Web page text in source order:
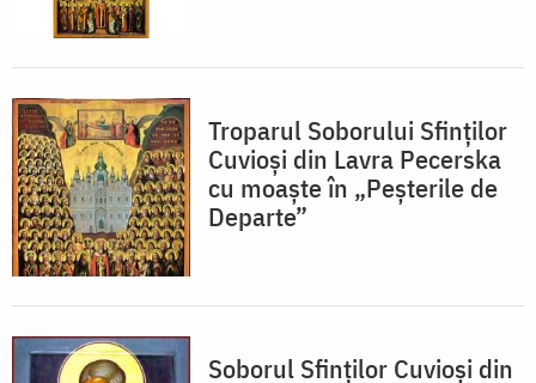
Troparul Soborului Sfinților
Cuvioși din Lavra Pecerska
cu moaște în „Peșterile de
Departe”
Soborul Sfinților Cuvioși din